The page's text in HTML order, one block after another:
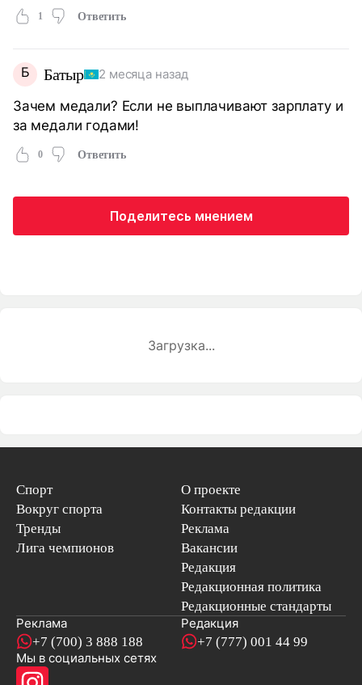
1 Ответить
Б Батыр 2 месяца назад
Зачем медали? Если не выплачивают зарплату и
за медали годами!
0 Ответить
Поделитесь мнением
Загрузка...
Спорт
Вокруг спорта
Тренды
Лига чемпионов
О проекте
Контакты редакции
Реклама
Вакансии
Редакция
Редакционная политика
Редакционные стандарты
Реклама
+7 (700) 3 888 188
Редакция
+7 (777) 001 44 99
Мы в социальных сетях